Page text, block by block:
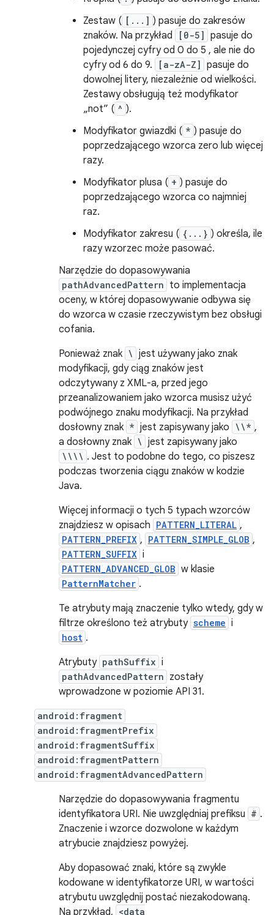
Zestaw ( [...] ) pasuje do zakresów
znaków. Na przykład
[0-5] pasuje do
pojedynczej cyfry od 0 do 5 , ale nie do
cyfry od 6 do 9.
[a-zA-Z] pasuje do
dowolnej litery, niezależnie od wielkości.
Zestawy obsługują też modyfikator
„not” ( ^ ).
Modyfikator gwiazdki ( * ) pasuje do
poprzedzającego wzorca zero lub więcej
razy.
Modyfikator plusa ( + ) pasuje do
poprzedzającego wzorca co najmniej
raz.
Modyfikator zakresu ( {...} ) określa, ile
razy wzorzec może pasować.
Narzędzie do dopasowywania
pathAdvancedPattern to implementacja
oceny, w której dopasowywanie odbywa się
do wzorca w czasie rzeczywistym bez obsługi
cofania.
Ponieważ znak \ jest używany jako znak
modyfikacji, gdy ciąg znaków jest
odczytywany z XML-a, przed jego
przeanalizowaniem jako wzorca musisz użyć
podwójnego znaku modyfikacji. Na przykład
dosłowny znak * jest zapisywany jako \\* ,
a dosłowny znak \ jest zapisywany jako
\\\\ . Jest to podobne do tego, co piszesz
podczas tworzenia ciągu znaków w kodzie
Java.
Więcej informacji o tych 5 typach wzorców
znajdziesz w opisach PATTERN_LITERAL ,
PATTERN_PREFIX , PATTERN_SIMPLE_GLOB ,
PATTERN_SUFFIX i
PATTERN_ADVANCED_GLOB w klasie
PatternMatcher .
Te atrybuty mają znaczenie tylko wtedy, gdy w
filtrze określono też atrybuty scheme i
host .
Atrybuty pathSuffix i
pathAdvancedPattern zostały
wprowadzone w poziomie API 31.
android:fragment
android:fragmentPrefix
android:fragmentSuffix
android:fragmentPattern
android:fragmentAdvancedPattern
Narzędzie do dopasowywania fragmentu
identyfikatora URI. Nie uwzględniaj prefiksu # .
Znaczenie i wzorce dozwolone w każdym
atrybucie znajdziesz powyżej.
Aby dopasować znaki, które są zwykle
kodowane w identyfikatorze URI, w wartości
atrybutu uwzględnij postać niezakodowaną.
Na przykład, <data